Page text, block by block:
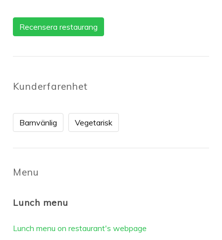
Recensera restaurang
Kunderfarenhet
Barnvänlig Vegetarisk
Menu
Lunch menu
Lunch menu on restaurant's webpage